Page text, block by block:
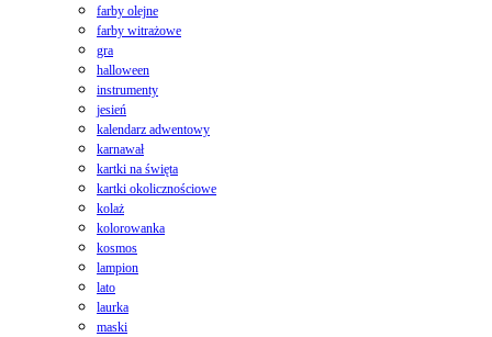
farby olejne
farby witrażowe
gra
halloween
instrumenty
jesień
kalendarz adwentowy
karnawał
kartki na święta
kartki okolicznościowe
kolaż
kolorowanka
kosmos
lampion
lato
laurka
maski